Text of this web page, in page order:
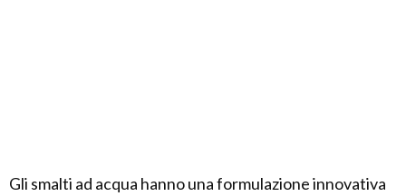
Gli smalti ad acqua hanno una formulazione innovativa